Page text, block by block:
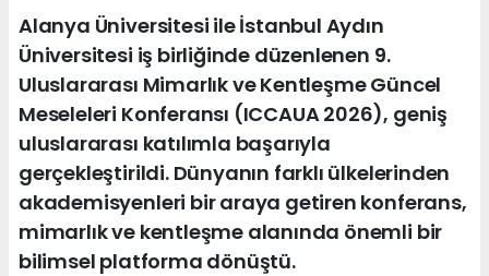
Alanya Üniversitesi ile İstanbul Aydın
Üniversitesi iş birliğinde düzenlenen 9.
Uluslararası Mimarlık ve Kentleşme Güncel
Meseleleri Konferansı (ICCAUA 2026), geniş
uluslararası katılımla başarıyla
gerçekleştirildi. Dünyanın farklı ülkelerinden
akademisyenleri bir araya getiren konferans,
mimarlık ve kentleşme alanında önemli bir
bilimsel platforma dönüştü.